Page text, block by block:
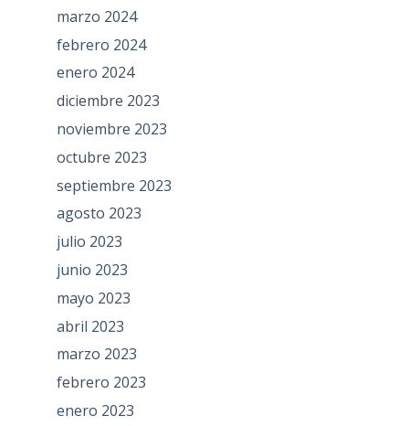
marzo 2024
febrero 2024
enero 2024
diciembre 2023
noviembre 2023
octubre 2023
septiembre 2023
agosto 2023
julio 2023
junio 2023
mayo 2023
abril 2023
marzo 2023
febrero 2023
enero 2023